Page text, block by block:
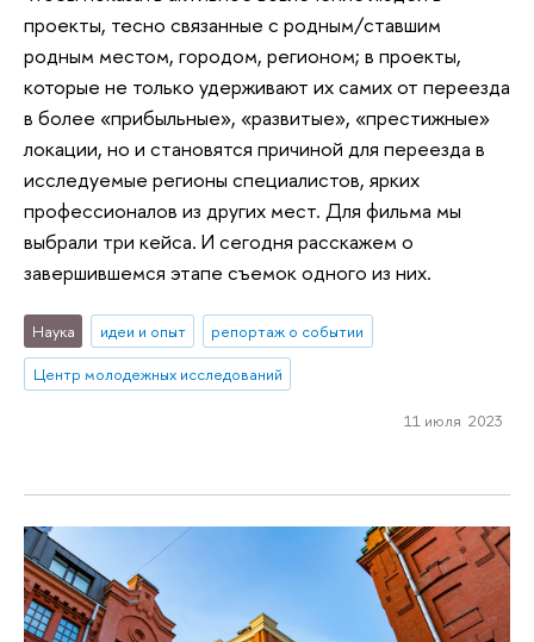
проекты, тесно связанные с родным/ставшим
родным местом, городом, регионом; в проекты,
которые не только удерживают их самих от переезда
в более «прибыльные», «развитые», «престижные»
локации, но и становятся причиной для переезда в
исследуемые регионы специалистов, ярких
профессионалов из других мест. Для фильма мы
выбрали три кейса. И сегодня расскажем о
завершившемся этапе съемок одного из них.
Наука идеи и опыт
репортаж о событии
Центр молодежных исследований
11 июля 2023